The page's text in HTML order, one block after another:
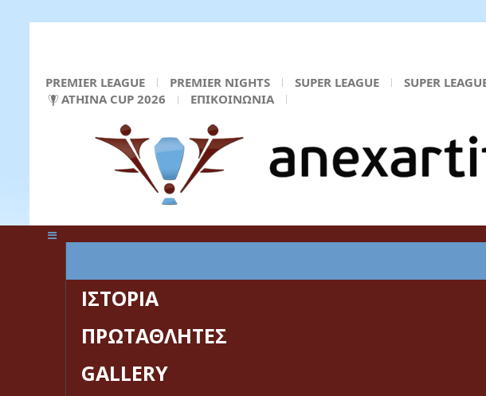
PREMIER LEAGUE PREMIER NIGHTS SUPER LEAGUE SUPER
ATHINA CUP 2026
ΕΠΙΚΟΙΝΩΝΙΑ
ΙΣΤΟΡΙΑ
ΠΡΩΤΑΘΛΗΤΕΣ
GALLERY